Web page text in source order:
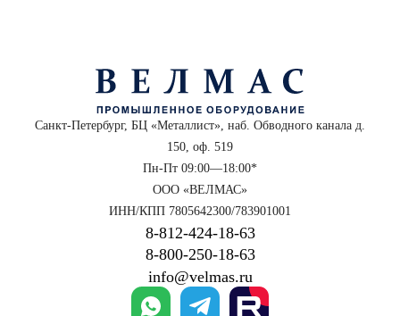
Санкт-Петербург, БЦ «Металлист», наб. Обводного канала д.
150, оф. 519
Пн-Пт 09:00—18:00*
ООО «ВЕЛМАС»
ИНН/КПП 7805642300/783901001
8‑812‑424‑18‑63
8‑800‑250‑18‑63
info@velmas.ru